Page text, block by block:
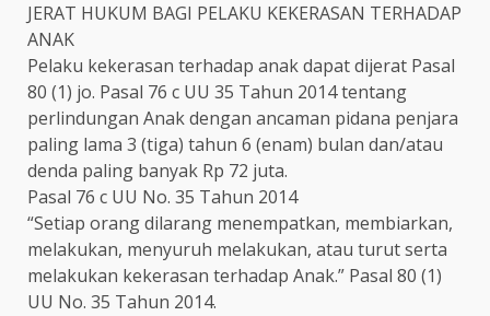
JERAT HUKUM BAGI PELAKU KEKERASAN TERHADAP
ANAK
Pelaku kekerasan terhadap anak dapat dijerat Pasal
80 (1) jo. Pasal 76 c UU 35 Tahun 2014 tentang
perlindungan Anak dengan ancaman pidana penjara
paling lama 3 (tiga) tahun 6 (enam) bulan dan/atau
denda paling banyak Rp 72 juta.
Pasal 76 c UU No. 35 Tahun 2014
“Setiap orang dilarang menempatkan, membiarkan,
melakukan, menyuruh melakukan, atau turut serta
melakukan kekerasan terhadap Anak.” Pasal 80 (1)
UU No. 35 Tahun 2014.